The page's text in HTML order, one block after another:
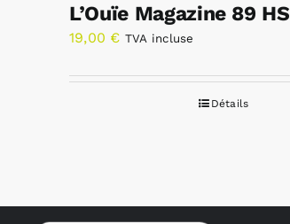
L’Ouïe Magazine 89 HS
19,00 € TVA incluse
Détails